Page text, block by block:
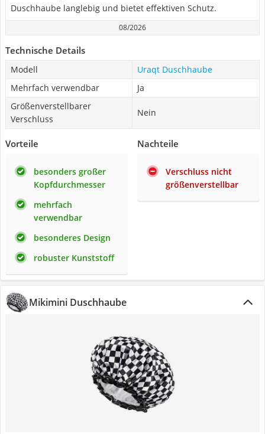
Duschhaube langlebig und bietet effektiven Schutz.
08/2026
Technische Details
Modell
Uraqt Duschhaube
Mehrfach verwendbar
Ja
Größenverstellbarer
Verschluss
Nein
Vorteile
besonders großer
Kopfdurchmesser
mehrfach
verwendbar
besonderes Design
robuster Kunststoff
Nachteile
Verschluss nicht
größenverstellbar
Mikimini Duschhaube